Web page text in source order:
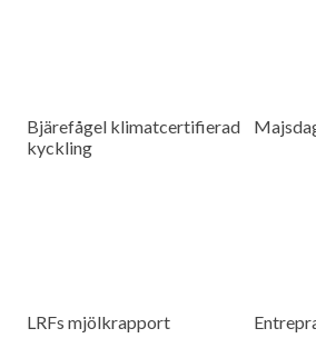
Bjärefågel klimatcertifierad
kyckling
LRFs mjölkrapport